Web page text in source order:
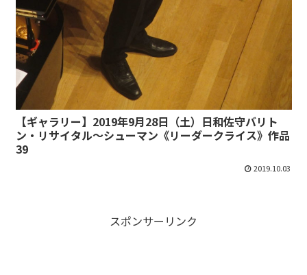
【ギャラリー】2019年9月28日（土）日和佐守バリト
ン・リサイタル～シューマン《リーダークライス》作品
39
2019.10.03
スポンサーリンク